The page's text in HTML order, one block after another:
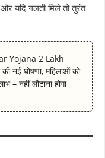
यदि गलती मिले तो तुरंत
Yojana 2 Lakh
नई घोषणा, महिलाओं को
– नहीं लौटाना होगा